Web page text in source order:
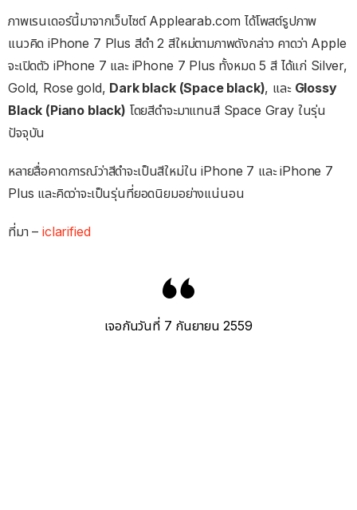
ภาพเรนเดอร์นี้มาจากเว็บไซต์ Applearab.com ได้โพสต์รูปภาพ
แนวคิด iPhone 7 Plus สีดำ 2 สีใหม่ตามภาพดังกล่าว คาดว่า Apple
จะเปิดตัว iPhone 7 และ iPhone 7 Plus ทั้งหมด 5 สี ได้แก่ Silver,
Gold, Rose gold, Dark black (Space black), และ Glossy
Black (Piano black) โดยสีดำจะมาแทนสี Space Gray ในรุ่น
ปัจจุบัน
หลายสื่อคาดการณ์ว่าสีดำจะเป็นสีใหม่ใน iPhone 7 และ iPhone 7
Plus และคิดว่าจะเป็นรุ่นที่ยอดนิยมอย่างแน่นอน
ที่มา –iclarified
เจอกันวันที่ 7 กันยายน 2559